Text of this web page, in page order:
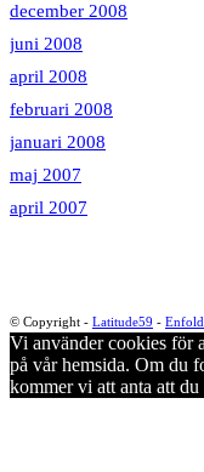
december 2008
juni 2008
april 2008
februari 2008
januari 2008
maj 2007
april 2007
© Copyright - Latitude59 -
Vi använder cookies för
på vår hemsida. Om du
kommer vi att anta att du